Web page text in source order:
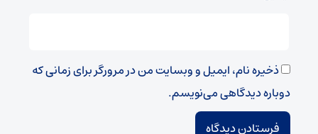
ذخیره نام، ایمیل و وبسایت من در مرورگر برای زمانی که
دوباره دیدگاهی می‌نویسم.